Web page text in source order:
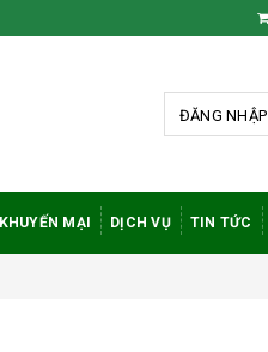
ĐĂNG NHẬP
KHUYẾN MẠI DỊCH VỤ TIN TỨC